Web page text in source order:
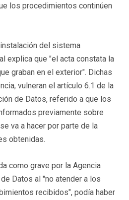
los procedimientos continúen
del sistema
explica que "el acta constata la
graban en el exterior". Dichas
vulneran el artículo 6.1 de la
de Datos, referido a que los
previamente sobre
va a hacer por parte de la
obtenidas.
como grave por la Agencia
Datos al "no atender a los
recibidos", podía haber